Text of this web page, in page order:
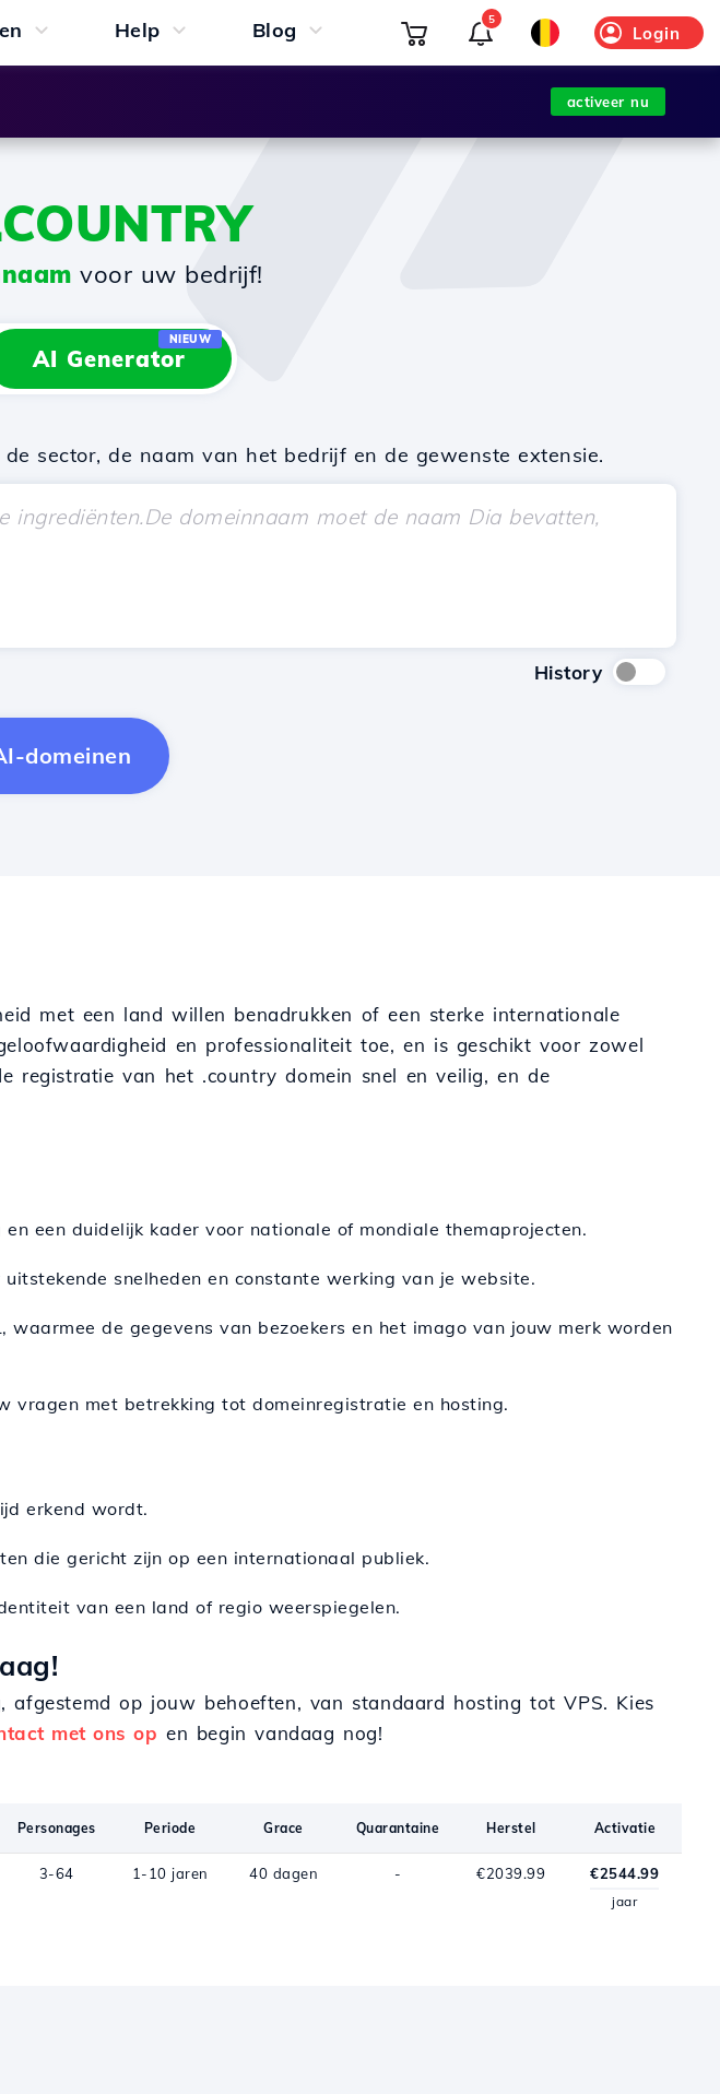
Help Blog Login
5
activeer nu
voor uw bedrijf!
AI Generator
NIEUW
sector, de naam van het bedrijf en de gewenste extensie.
History
domeinen
met een land willen benadrukken of een sterke internationale
en professionaliteit toe, en is geschikt voor zowel
registratie van het .country domein snel en veilig, en de
een duidelijk kader voor nationale of mondiale themaprojecten.
snelheden en constante werking van je website.
de gegevens van bezoekers en het imago van jouw merk worden
vragen met betrekking tot domeinregistratie en hosting.
erkend wordt.
die gericht zijn op een internationaal publiek.
van een land of regio weerspiegelen.
op jouw behoeften, van standaard hosting tot VPS. Kies
met ons op en begin vandaag nog!
Personages Periode Grace Quarantaine Herstel Activatie
3-64 1-10 jaren 40 dagen - €2039.99 €2544.99
jaar